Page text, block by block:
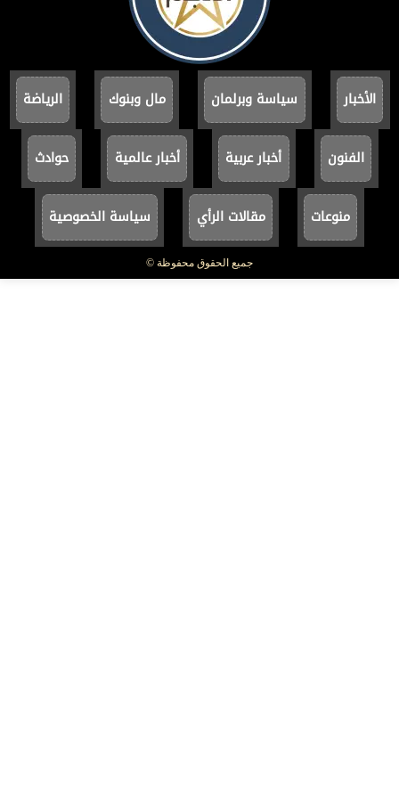
الأخبار سياسة وبرلمان مال وبنوك الرياضة
الفنون أخبار عربية أخبار عالمية حوادث
منوعات مقالات الرأي سياسة الخصوصية
جميع الحقوق محفوظة ©